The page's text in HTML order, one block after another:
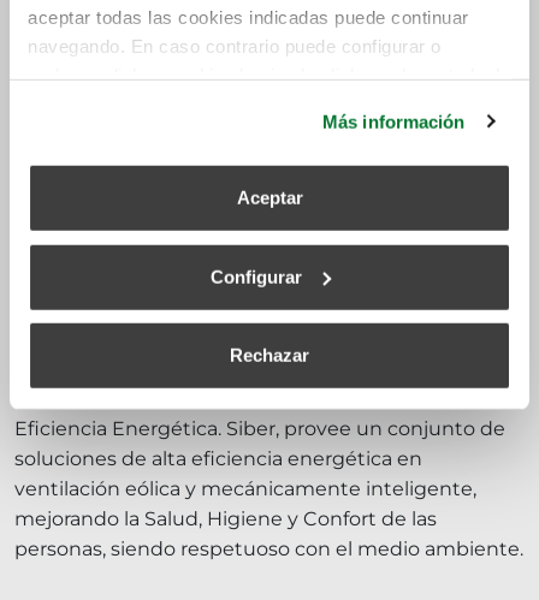
aceptar todas las cookies indicadas puede continuar
navegando. En caso contrario puede configurar o
Más información
Aceptar
Configurar
Rechazar
Siber Ventilación
Eficiencia Energética. Siber, provee un conjunto de
soluciones de alta eficiencia energética en
ventilación eólica y mecánicamente inteligente,
mejorando la Salud, Higiene y Confort de las
personas, siendo respetuoso con el medio ambiente.